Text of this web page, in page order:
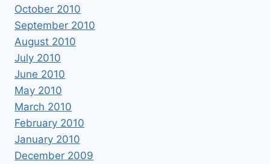
October 2010
September 2010
August 2010
July 2010
June 2010
May 2010
March 2010
February 2010
January 2010
December 2009